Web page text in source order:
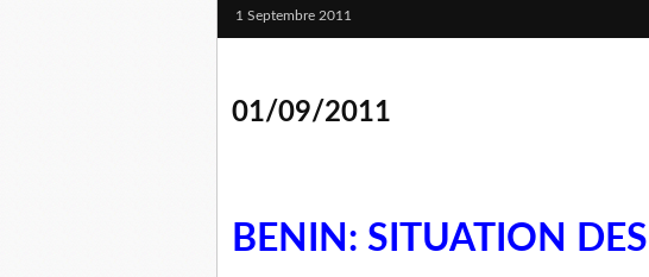
1 Septembre 2011
01/09/2011
BENIN: SITUATION